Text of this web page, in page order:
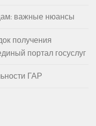
важные нюансы
получения
портал госуслуг
ГАР